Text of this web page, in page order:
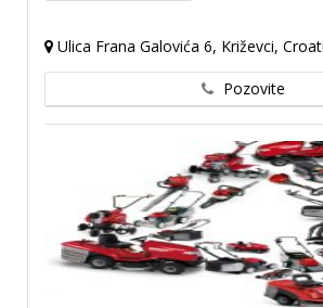
Ulica Frana Galovića 6, Križevci,
Pozovite